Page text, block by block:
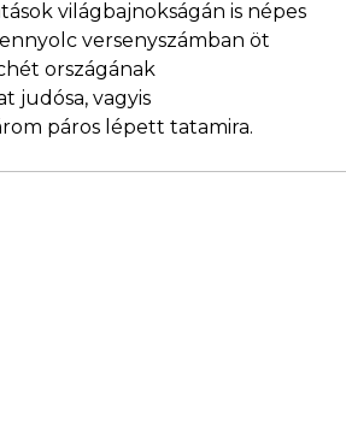
világbajnokságán is népes
versenyszámban öt
országának
judósa, vagyis
páros lépett tatamira.